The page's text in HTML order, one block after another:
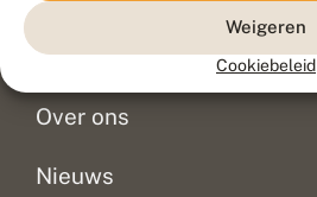
Weigeren
Cookiebeleid
Doneer
Over ons
Nieuws